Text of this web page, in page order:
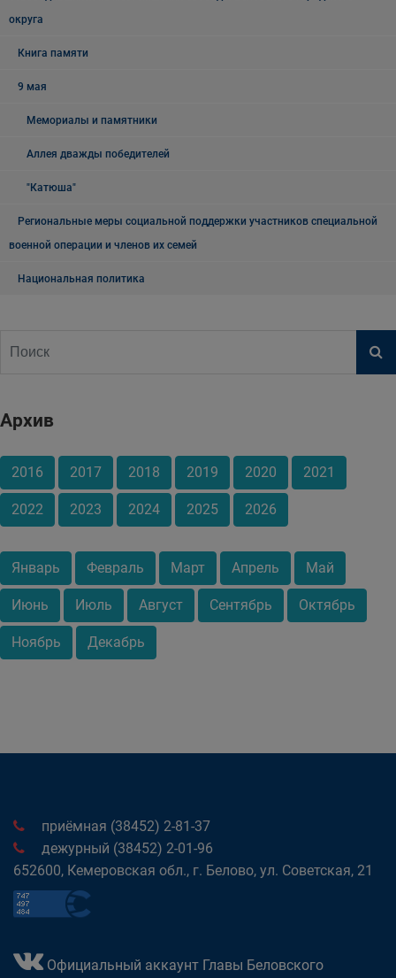
округа
Книга памяти
9 мая
Мемориалы и памятники
Аллея дважды победителей
"Катюша"
Региональные меры социальной поддержки участников специальной
военной операции и членов их семей
Национальная политика
Архив
2016 2017 2018 2019 2020 2021
2022 2023 2024 2025 2026
Январь Февраль Март Апрель Май
Июнь Июль Август Сентябрь Октябрь
Ноябрь Декабрь
приёмная (38452) 2-81-37
дежурный (38452) 2-01-96
652600, Кемеровская обл., г. Белово, ул. Советская, 21
Официальный аккаунт Главы Беловского